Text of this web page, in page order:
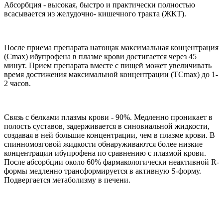
Абсорбция - высокая, быстро и практически полностью
всасывается из желудочно- кишечного тракта (ЖКТ).
После приема препарата натощак максимальная концентрация
(Сmах) ибупрофена в плазме крови достигается через 45
минут. Прием препарата вместе с пищей может увеличивать
время достижения максимальной концентрации (ТСmах) до 1-
2 часов.
Связь с белками плазмы крови - 90%. Медленно проникает в
полость суставов, задерживается в синовиальной жидкости,
создавая в ней большие концентрации, чем в плазме крови. В
спинномозговой жидкости обнаруживаются более низкие
концентрации ибупрофена по сравнению с плазмой крови.
После абсорбции около 60% фармакологически неактивной R-
формы медленно трансформируется в активную S-форму.
Подвергается метаболизму в печени.